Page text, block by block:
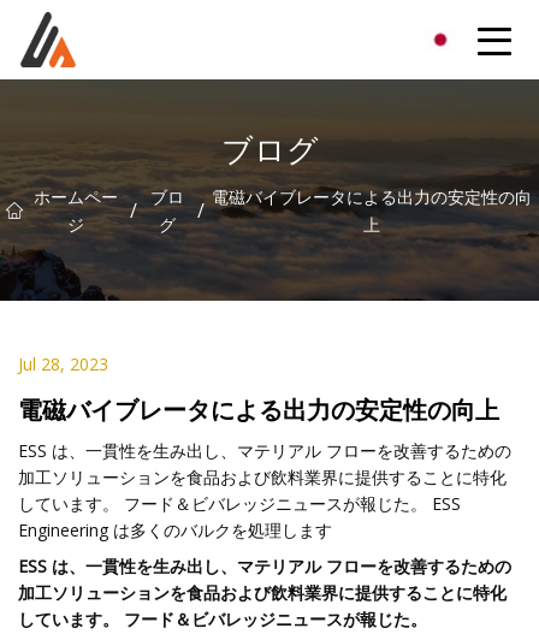
ブログ
ホームペー
ジ
/ ブロ
グ
/ 電磁バイブレータによる出力の安定性の向
上
Jul 28, 2023
電磁バイブレータによる出力の安定性の向上
ESS は、一貫性を生み出し、マテリアル フローを改善するための
加工ソリューションを食品および飲料業界に提供することに特化
しています。 フード＆ビバレッジニュースが報じた。 ESS
Engineering は多くのバルクを処理します
ESS は、一貫性を生み出し、マテリアル フローを改善するための
加工ソリューションを食品および飲料業界に提供することに特化
しています。 フード＆ビバレッジニュースが報じた。